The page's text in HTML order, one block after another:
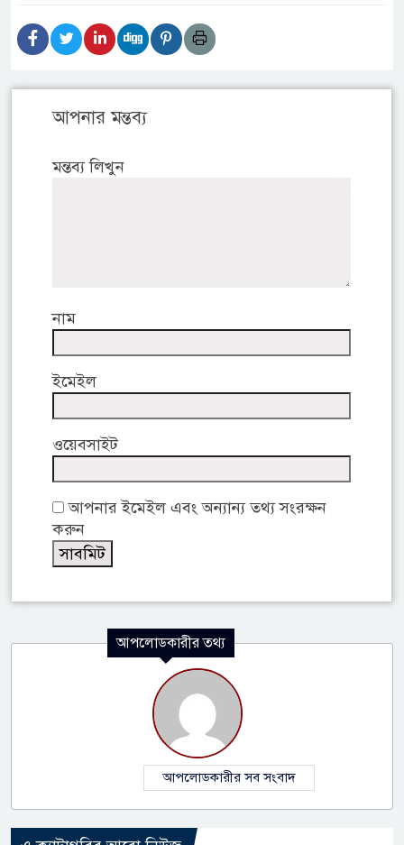
আপনার মন্তব্য
মন্তব্য লিখুন
নাম
ইমেইল
ওয়েবসাইট
আপনার ইমেইল এবং অন্যান্য তথ্য সংরক্ষন
করুন
আপলোডকারীর তথ্য
আপলোডকারীর সব সংবাদ